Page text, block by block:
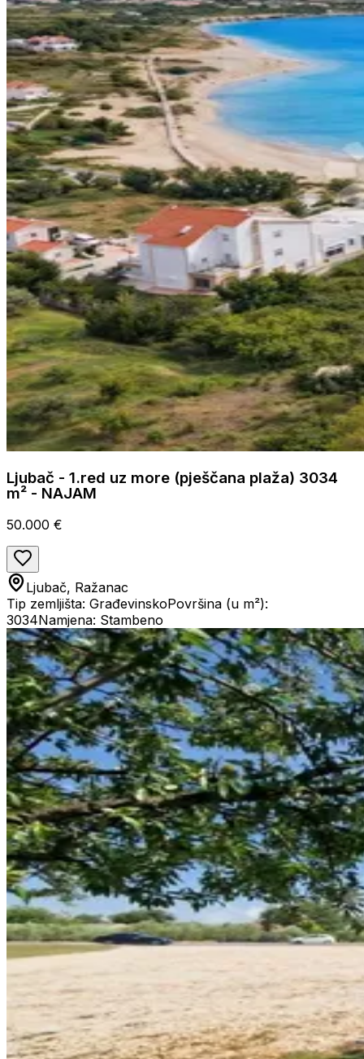
Ljubač - 1.red uz more (pješčana plaža) 3034
m² - NAJAM
50.000 €
Ljubač, Ražanac
Tip zemljišta: GrađevinskoPovršina (u m²):
3034Namjena: Stambeno